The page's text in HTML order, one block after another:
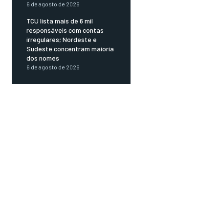
6 de agosto de 2026
TCU lista mais de 6 mil
responsáveis com contas
irregulares; Nordeste e
Sudeste concentram maioria
dos nomes
6 de agosto de 2026